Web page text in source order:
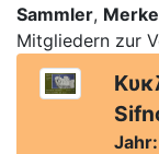
Sammler, Merke
Mitgliedern zur
Jahr: